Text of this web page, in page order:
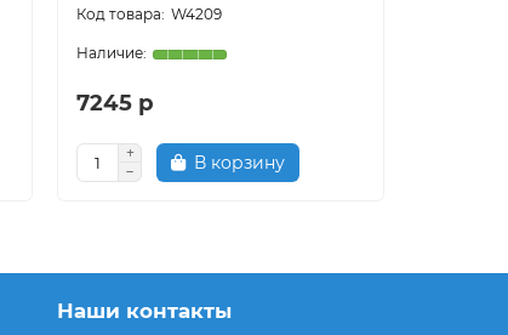
W4209
7245 р
В корзину
Наши контакты